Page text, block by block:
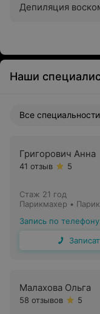
Депиляция
Наши
Все специальности
Григорович Анна
41 отзыв 5
Стаж 21 год
Парикмахер •
Запись по телефону
Малахова Ольга
58 отзывов 5